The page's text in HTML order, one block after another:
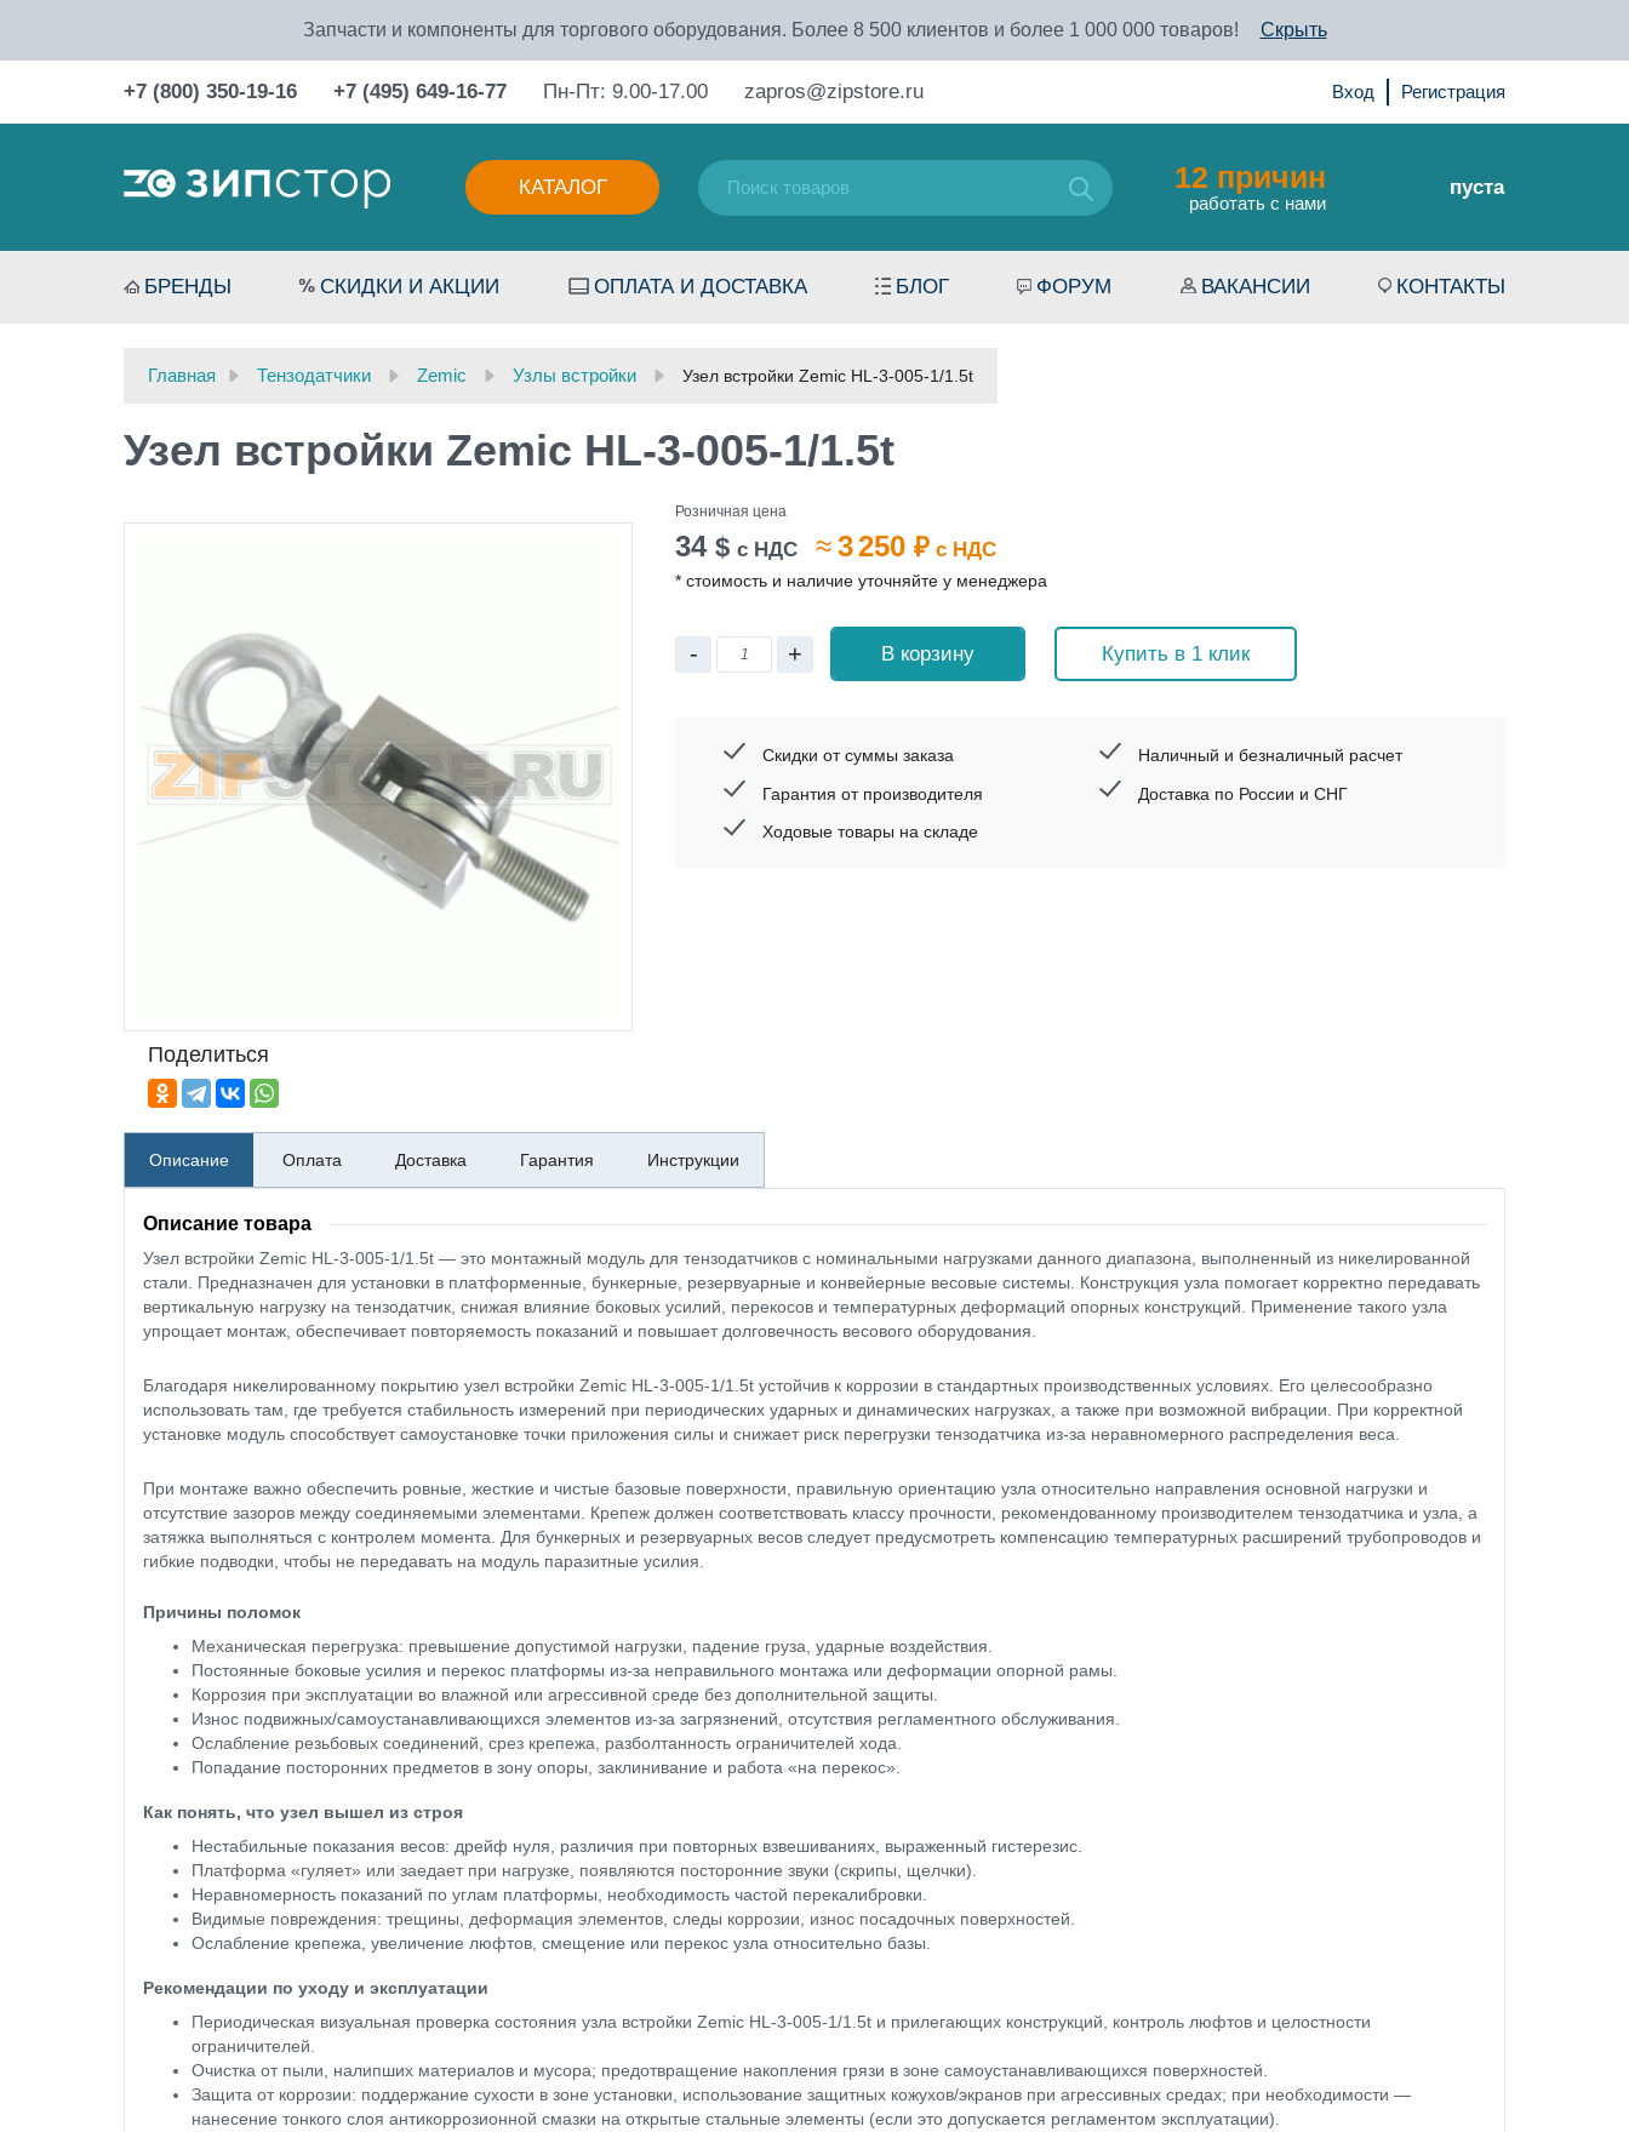
Запчасти и компоненты для торгового оборудования. Более 8 500 клиентов и более 1 000 000 товаров! Скрыть
+7 (800) 350-19-16 +7 (495) 649-16-77 Пн-Пт: 9.00-17.00 zapros@zipstore.ru Вход Регистрация
КАТАЛОГ 12 причин
работать с нами
пуста
БРЕНДЫ СКИДКИ И АКЦИИ ОПЛАТА И ДОСТАВКА БЛОГ ФОРУМ ВАКАНСИИ КОНТАКТЫ
Главная Тензодатчики Zemic Узлы встройки Узел встройки Zemic HL-3-005-1/1.5t
Узел встройки Zemic HL-3-005-1/1.5t
Поделиться
Розничная цена
34 $ с НДС ≈3 250 ₽ с НДС
* стоимость и наличие уточняйте у менеджера
- + В корзину Купить в 1 клик
Скидки от суммы заказа
Гарантия от производителя
Ходовые товары на складе
Наличный и безналичный расчет
Доставка по России и СНГ
Описание Оплата Доставка Гарантия Инструкции
Описание товара
Узел встройки Zemic HL-3-005-1/1.5t — это монтажный модуль для тензодатчиков с номинальными нагрузками данного диапазона, выполненный из никелированной
стали. Предназначен для установки в платформенные, бункерные, резервуарные и конвейерные весовые системы. Конструкция узла помогает корректно передавать
вертикальную нагрузку на тензодатчик, снижая влияние боковых усилий, перекосов и температурных деформаций опорных конструкций. Применение такого узла
упрощает монтаж, обеспечивает повторяемость показаний и повышает долговечность весового оборудования.
Благодаря никелированному покрытию узел встройки Zemic HL-3-005-1/1.5t устойчив к коррозии в стандартных производственных условиях. Его целесообразно
использовать там, где требуется стабильность измерений при периодических ударных и динамических нагрузках, а также при возможной вибрации. При корректной
установке модуль способствует самоустановке точки приложения силы и снижает риск перегрузки тензодатчика из-за неравномерного распределения веса.
При монтаже важно обеспечить ровные, жесткие и чистые базовые поверхности, правильную ориентацию узла относительно направления основной нагрузки и
отсутствие зазоров между соединяемыми элементами. Крепеж должен соответствовать классу прочности, рекомендованному производителем тензодатчика и узла, а
затяжка выполняться с контролем момента. Для бункерных и резервуарных весов следует предусмотреть компенсацию температурных расширений трубопроводов и
гибкие подводки, чтобы не передавать на модуль паразитные усилия.
Причины поломок
Механическая перегрузка: превышение допустимой нагрузки, падение груза, ударные воздействия.
Постоянные боковые усилия и перекос платформы из-за неправильного монтажа или деформации опорной рамы.
Коррозия при эксплуатации во влажной или агрессивной среде без дополнительной защиты.
Износ подвижных/самоустанавливающихся элементов из-за загрязнений, отсутствия регламентного обслуживания.
Ослабление резьбовых соединений, срез крепежа, разболтанность ограничителей хода.
Попадание посторонних предметов в зону опоры, заклинивание и работа «на перекос».
Как понять, что узел вышел из строя
Нестабильные показания весов: дрейф нуля, различия при повторных взвешиваниях, выраженный гистерезис.
Платформа «гуляет» или заедает при нагрузке, появляются посторонние звуки (скрипы, щелчки).
Неравномерность показаний по углам платформы, необходимость частой перекалибровки.
Видимые повреждения: трещины, деформация элементов, следы коррозии, износ посадочных поверхностей.
Ослабление крепежа, увеличение люфтов, смещение или перекос узла относительно базы.
Рекомендации по уходу и эксплуатации
Периодическая визуальная проверка состояния узла встройки Zemic HL-3-005-1/1.5t и прилегающих конструкций, контроль люфтов и целостности
ограничителей.
Очистка от пыли, налипших материалов и мусора; предотвращение накопления грязи в зоне самоустанавливающихся поверхностей.
Защита от коррозии: поддержание сухости в зоне установки, использование защитных кожухов/экранов при агрессивных средах; при необходимости —
нанесение тонкого слоя антикоррозионной смазки на открытые стальные элементы (если это допускается регламентом эксплуатации).